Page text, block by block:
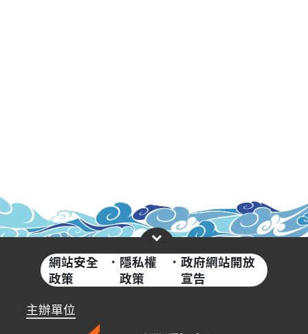
網站安全
政策
· 隱私權
政策
·政府網站開放
宣告
主辦單位